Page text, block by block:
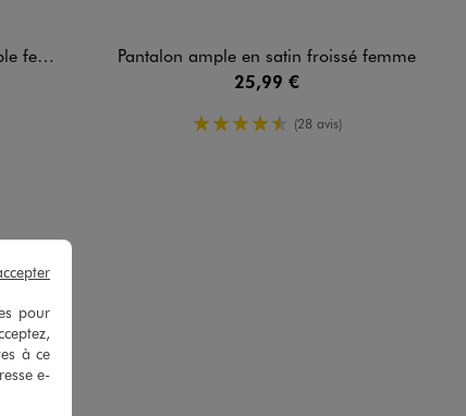
Pantalon ample en satin froissé femme
25,99 €
4.5/5 de moyenne
(28 avis)
pour
à ce
e-